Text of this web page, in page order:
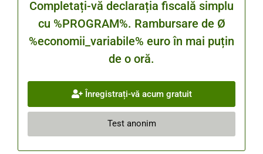
Completați-vă declarația fiscală simplu
cu %PROGRAM%. Rambursare de Ø
%economii_variabile% euro în mai puțin
de o oră.
Înregistrați-vă acum gratuit
Test anonim